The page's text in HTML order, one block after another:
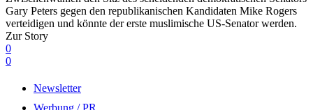
Gary Peters gegen den republikanischen Kandidaten Mike Rogers
verteidigen und könnte der erste muslimische US-Senator werden.
Zur Story
0
0
Newsletter
Werbung / PR